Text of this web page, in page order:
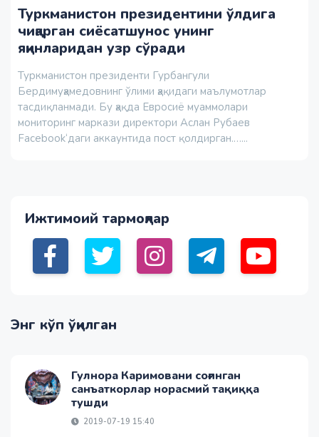
Туркманистон президентини ўлдига
чиқарган сиёсатшунос унинг
яқинларидан узр сўради
Туркманистон президенти Гурбангули
Бердимуҳамедовнинг ўлими ҳақидаги маълумотлар
тасдиқланмади. Бу ҳақда Евросиё муаммолари
мониторинг маркази директори Аслан Рубаев
Facebook‘даги аккаунтида пост қолдирган.…...
Ижтимоий тармоқлар
Энг кўп ўқилган
Гулнора Каримовани соғинган
санъаткорлар норасмий тақиққа
тушди
2019-07-19 15:40